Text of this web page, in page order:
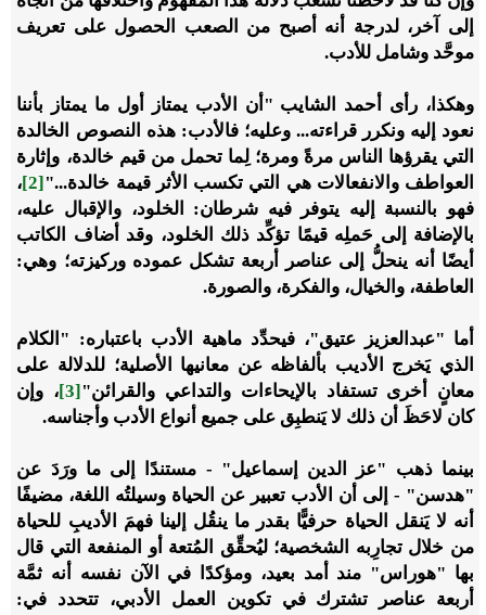
إلى آخر، لدرجة أنه أصبح من الصعب الحصول على تعريف
موحَّد وشامل للأدب.
وهكذا، رأى أحمد الشايب "أن الأدب يمتاز أول ما يمتاز بأننا
نعود إليه ونكرر قراءته... وعليه؛ فالأدب: هذه النصوص الخالدة
التي يقرؤها الناس مرةً ومرة؛ لِما تحمل من قيم خالدة، وإثارة
العواطف والانفعالات هي التي تكسب الأثر قيمة خالدة..."[2]
،
فهو بالنسبة إليه يتوفر فيه شرطان: الخلود، والإقبال عليه،
بالإضافة إلى حَملِه قيمًا تؤكِّد ذلك الخلود، وقد أضاف الكاتب
أيضًا أنه ينحلُّ إلى عناصر أربعة تشكل عموده وركيزته؛ وهي:
العاطفة، والخيال، والفكرة، والصورة.
أما "عبدالعزيز عتيق"، فيحدِّد ماهية الأدب باعتباره: "الكلام
الذي يَخرج الأديب بألفاظه عن معانيها الأصلية؛ للدلالة على
معانٍ أخرى تستفاد بالإيحاءات والتداعي والقرائن"[3]
، وإن
كان لاحَظَ أن ذلك لا يَنطبِق على جميع أنواع الأدب وأجناسه.
بينما ذهب "عز الدين إسماعيل" - مستندًا إلى ما ورَدَ عن
"هدسن" - إلى أن الأدب تعبير عن الحياة وسيلتُه اللغة، مضيفًا
أنه لا يَنقل الحياة حرفيًّا بقدر ما ينقُل إلينا فهمَ الأديبِ للحياة
من خلال تجارِبه الشخصية؛ ليُحقِّق المُتعة أو المنفعة التي قال
بها "هوراس" مند أمد بعيد، ومؤكدًا في الآن نفسه أنه ثمَّة
أربعة عناصر تشترك في تكوين العمل الأدبي، تتحدد في: